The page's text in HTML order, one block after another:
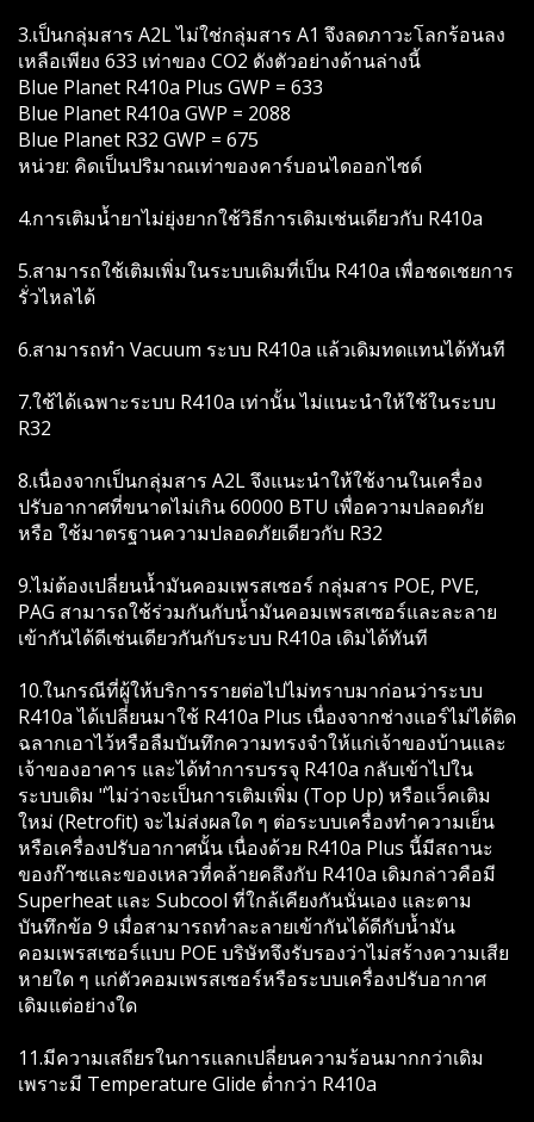
3.เป็นกลุ่มสาร A2L ไม่ใช่กลุ่มสาร A1 จึงลดภาวะโลกร้อนลง
เหลือเพียง 633 เท่าของ CO2 ดังตัวอย่างด้านล่างนี้
Blue Planet R410a Plus GWP = 633
Blue Planet R410a GWP = 2088
Blue Planet R32 GWP = 675
หน่วย: คิดเป็นปริมาณเท่าของคาร์บอนไดออกไซด์
4.การเติมน้ำยาไม่ยุ่งยากใช้วิธีการเดิมเช่นเดียวกับ R410a
5.สามารถใช้เติมเพิ่มในระบบเดิมที่เป็น R410a เพื่อชดเชยการ
รั่วไหลได้
6.สามารถทำ Vacuum ระบบ R410a แล้วเดิมทดแทนได้ทันที
7.ใช้ได้เฉพาะระบบ R410a เท่านั้น ไม่แนะนำให้ใช้ในระบบ
R32
8.เนื่องจากเป็นกลุ่มสาร A2L จึงแนะนำให้ใช้งานในเครื่อง
ปรับอากาศที่ขนาดไม่เกิน 60000 BTU เพื่อความปลอดภัย
หรือ ใช้มาตรฐานความปลอดภัยเดียวกับ R32
9.ไม่ต้องเปลี่ยนน้ำมันคอมเพรสเซอร์ กลุ่มสาร POE, PVE,
PAG สามารถใช้ร่วมกันกับน้ำมันคอมเพรสเซอร์และละลาย
เข้ากันได้ดีเช่นเดียวกันกับระบบ R410a เดิมได้ทันที
10.ในกรณีที่ผู้ให้บริการรายต่อไปไม่ทราบมาก่อนว่าระบบ
R410a ได้เปลี่ยนมาใช้ R410a Plus เนื่องจากช่างแอร์ไม่ได้ติด
ฉลากเอาไว้หรือลืมบันทึกความทรงจำให้แก่เจ้าของบ้านและ
เจ้าของอาคาร และได้ทำการบรรจุ R410a กลับเข้าไปใน
ระบบเดิม "ไม่ว่าจะเป็นการเติมเพิ่ม (Top Up) หรือแว็คเติม
ใหม่ (Retrofit) จะไม่ส่งผลใด ๆ ต่อระบบเครื่องทำความเย็น
หรือเครื่องปรับอากาศนั้น เนื่องด้วย R410a Plus นี้มีสถานะ
ของก๊าซและของเหลวที่คล้ายคลึงกับ R410a เดิมกล่าวคือมี
Superheat และ Subcool ที่ใกล้เคียงกันนั่นเอง และตาม
บันทึกข้อ 9 เมื่อสามารถทำละลายเข้ากันได้ดีกับน้ำมัน
คอมเพรสเซอร์แบบ POE บริษัทจึงรับรองว่าไม่สร้างความเสีย
หายใด ๆ แก่ตัวคอมเพรสเซอร์หรือระบบเครื่องปรับอากาศ
เดิมแต่อย่างใด
11.มีความเสถียรในการแลกเปลี่ยนความร้อนมากกว่าเดิม
เพราะมี Temperature Glide ต่ำกว่า R410a